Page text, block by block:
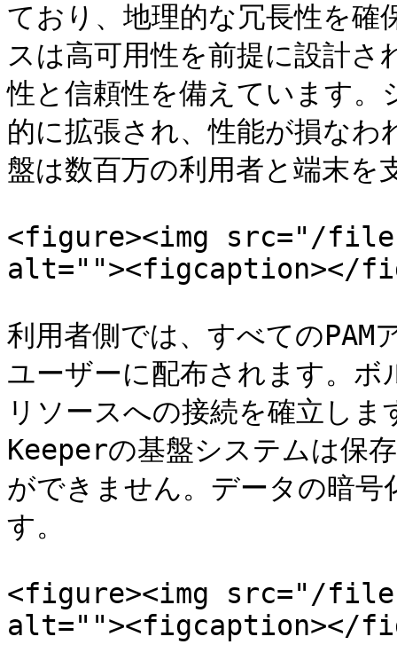
ており、地理的な冗長性を
スは高可用性を前提に設計さ
性と信頼性を備えています。
的に拡張され、性能が損な
盤は数百万の利用者と端末を
<figure><img src="/files/
alt=""><figcaption></
利用者側では、すべての
ユーザーに配布されます。
リソースへの接続を確立し
Keeperの基盤システムは保
ができません。データの暗
す。
<figure><img src="/files/
alt=""><figcaption></